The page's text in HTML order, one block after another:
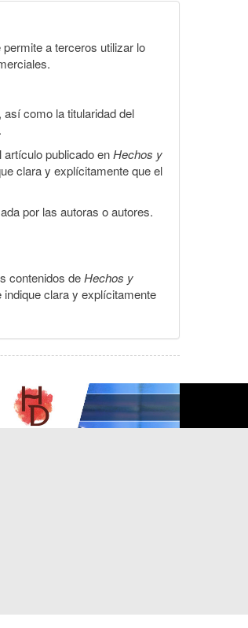
a terceros utilizar lo
como la titularidad del
publicado enHechos y
clara y explícitamente que el
por las autoras o autores.
contenidos deHechos y
clara y explícitamente